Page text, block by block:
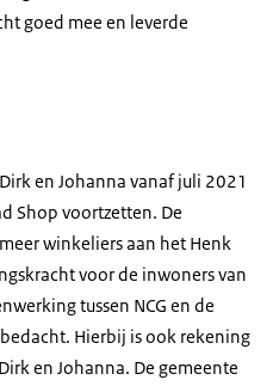
goed mee en leverde
en Johanna vanaf juli 2021
Shop voortzetten. De
winkeliers aan het Henk
voor de inwoners van
tussen NCG en de
Hierbij is ook rekening
en Johanna. De gemeente